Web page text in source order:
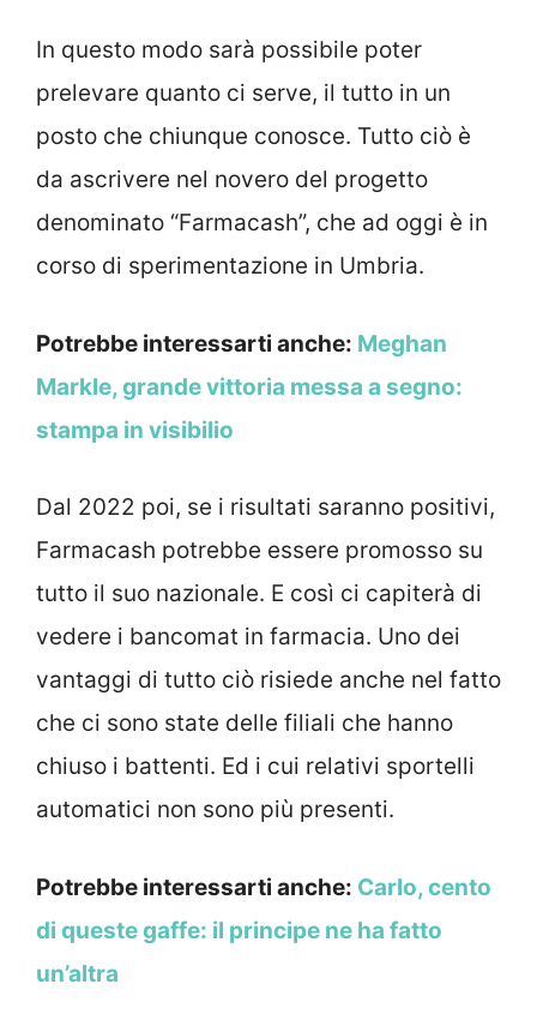
In questo modo sarà possibile poter
prelevare quanto ci serve, il tutto in un
posto che chiunque conosce. Tutto ciò è
da ascrivere nel novero del progetto
denominato “Farmacash”, che ad oggi è in
corso di sperimentazione in Umbria.
Potrebbe interessarti anche: Meghan
Markle, grande vittoria messa a segno:
stampa in visibilio
Dal 2022 poi, se i risultati saranno positivi,
Farmacash potrebbe essere promosso su
tutto il suo nazionale. E così ci capiterà di
vedere i bancomat in farmacia. Uno dei
vantaggi di tutto ciò risiede anche nel fatto
che ci sono state delle filiali che hanno
chiuso i battenti. Ed i cui relativi sportelli
automatici non sono più presenti.
Potrebbe interessarti anche: Carlo, cento
di queste gaffe: il principe ne ha fatto
un’altra